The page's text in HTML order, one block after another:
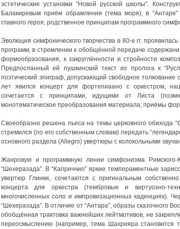
эстетические установки “Новой русской школы”.
Балакиревым приём обрамления (тема моря), в
главного героя, родственное принципам программного
Эволюция симфонического творчества в 80-е гг.
программ, в стремлении к обобщённой передаче
формообразования, к закруглённости и стройности
Предпосланный ей пушкинский текст из пролога к
поэтический эпиграф, допускающий свободное
лет явился концерт для фортепиаано с оркестром,
сочетается с принципами, идущими от Листа
монотематическое преобразования материала; приёмы
Своеобразно решена пьеса на темы церковного обихода
стремился (по его собственным словам) передать
основного раздела (Allegro) увертюры с колокольными
Жанровую и программную линии симфонизма
“Шехеразада”. В “Каприччио” яркие темпераментные
увертюр Глинки, сочетаются с оригинальным
концерта для оркестра (тембровые и виртуозно-
многочисленных соло и импровизационных каденциях).
“Шехеразада”. В отличие от “Антара”, образы сказочного
обобщённая трактовка важнейших лейтмотивов, не
переосмыслению (например, тема Шахрияра становится